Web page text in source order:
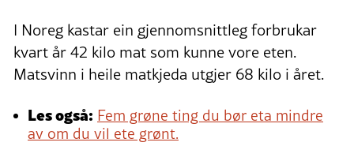
I Noreg kastar ein gjennomsnittleg forbrukar
kvart år 42 kilo mat som kunne vore eten.
Matsvinn i heile matkjeda utgjer 68 kilo i året.
Les også: Fem grøne ting du bør eta mindre
av om du vil ete grønt.